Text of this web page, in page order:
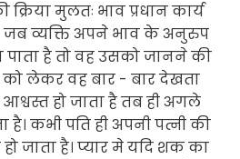
मुलतः भाव प्रधान कार्य
जब व्यक्ति अपने भाव के अनुरुप
पाता है तो वह उसको जानने की
को लेकर वह बार - बार देखता
हो जाता है तब ही अगले
कभी पति ही अपनी पत्नी की
जाता है। प्यार मे यदि शक का